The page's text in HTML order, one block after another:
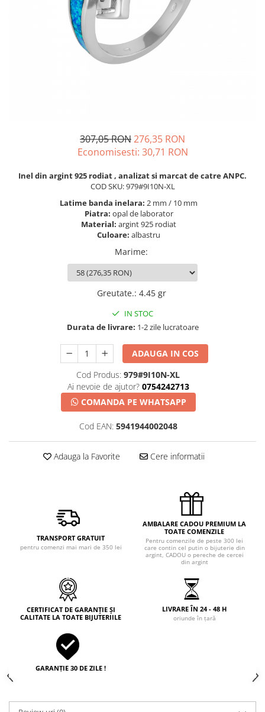
BRATARA TIP ROZARIU
LANTURI TIP ROZARIU
307,05 RON276,35 RON
Economisesti: 30,71 RON
Inel din argint 925 rodiat , analizat si marcat de catre ANPC.
COD SKU: 979#9I10N-XL
Latime banda inelara: 2 mm / 10 mm
Piatra: opal de laborator
Material: argint 925 rodiat
Culoare: albastru
Marime:
Greutate.: 4.45 gr
IN STOC
Durata de livrare: 1-2 zile lucratoare
ADAUGA IN COS
Cod Produs: 979#9I10N-XL
Ai nevoie de ajutor? 0754242713
COMANDA PE WHATSAPP
Cod EAN: 5941944002048
Adauga la Favorite Cere informatii
TRANSPORT GRATUIT
pentru comenzi mai mari de 350 lei
AMBALARE CADOU PREMIUM LA
TOATE COMENZILE
Pentru comenzile de peste 300 lei
care contin cel putin o bijuterie din
argint, CADOU o pereche de cercei
din argint
CERTIFICAT DE GARANȚIE ȘI
CALITATE LA TOATE BIJUTERIILE
LIVRARE ÎN 24 - 48 H
oriunde în țară
GARANȚIE 30 DE ZILE !